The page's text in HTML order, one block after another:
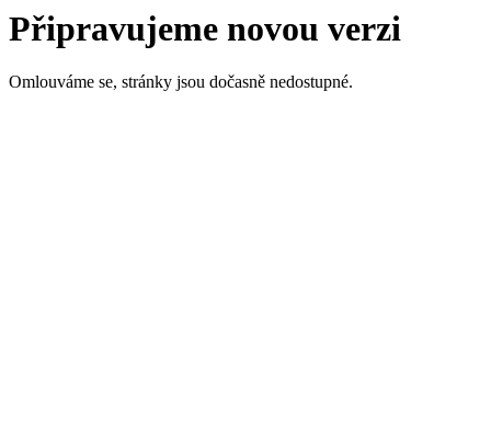
Připravujeme novou verzi
Omlouváme se, stránky jsou dočasně nedostupné.